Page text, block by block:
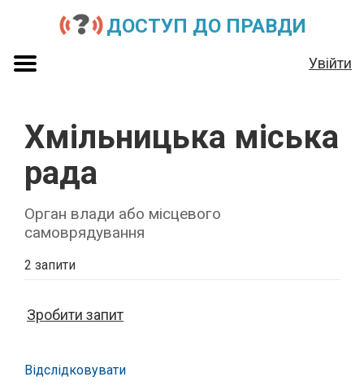
ДОСТУП ДО ПРАВДИ
Увійти
Хмільницька міська
рада
Орган влади або місцевого
самоврядування
2 запити
Зробити запит
Відслідковувати